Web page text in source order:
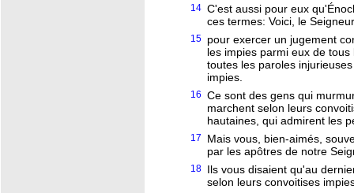
14 C'est aussi pour eux
ces termes: Voici, le
15 pour exercer un jugement
les impies parmi eux de
toutes les paroles
impies.
16 Ce sont des gens qui
marchent selon leurs
hautaines, qui admirent les
17
Mais vous, bien-aimés,
par les apôtres de notre
18 Ils vous disaient qu'au
selon leurs convoitises